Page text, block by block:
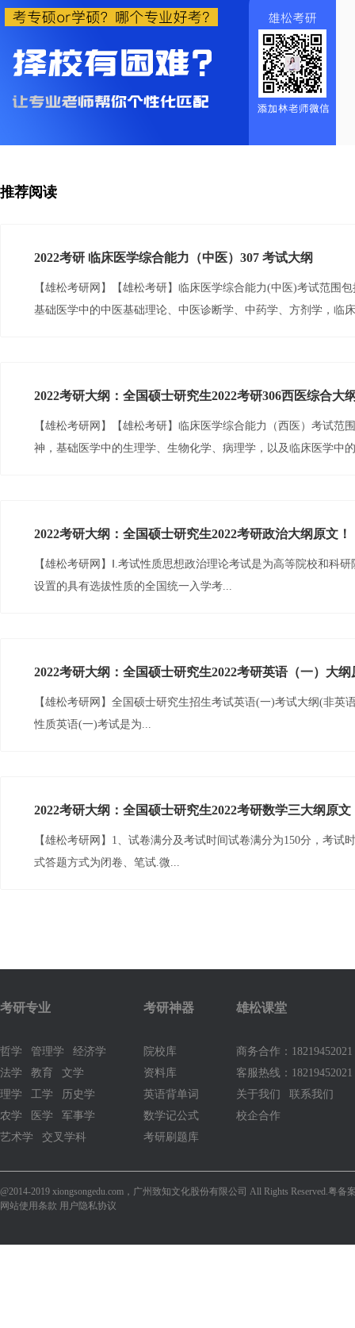
推荐阅读
2022考研 临床医学综合能力（中医）307 考试大纲
【雄松考研网】【雄松考研】临床医学综合能力(中医)考试范围
基础医学中的中医基础理论、中医诊断学、中药学、方剂学，临
问题的能力。...
2022考研大纲：全国硕士研究生2022考研306西医综合大
【雄松考研网】【雄松考研】临床医学综合能力（西医）考试范
神，基础医学中的生理学、生物化学、病理学，以及临床医学中
2022考研大纲：全国硕士研究生2022考研政治大纲原文！
【雄松考研网】Ⅰ.考试性质思想政治理论考试是为高等院校和科
设置的具有选拔性质的全国统一入学考...
2022考研大纲：全国硕士研究生2022考研英语（一）大纲
【雄松考研网】全国硕士研究生招生考试英语(一)考试大纲(非英
性质英语(一)考试是为...
2022考研大纲：全国硕士研究生2022考研数学三大纲原文
【雄松考研网】1、试卷满分及考试时间试卷满分为150分，考试
式答题方式为闭卷、笔试.微...
考研专业
哲学 管理学
经济学
法学
教育
文学
理学
工学
历史学
农学
医学
军事学
艺术学
交叉学科
考研神器
院校库
资料库
英语背单词
数学记公式
考研刷题库
雄松课堂
商务合作：
客服热线：18219452021
关于我们
联系我们
校企合作
@2014-2019 xiongsongedu.com，广州致知文化股份有限公司 All Rights Reserved.粤备
网站使用条款 用户隐私协议